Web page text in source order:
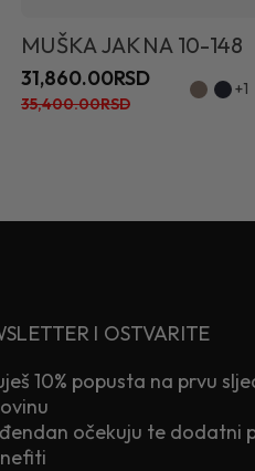
MUŠKA JAKNA 10-148
31,860.00RSD
35,400.00RSD
+1
I OSTVARITE
10% popusta na prvu
očekuju te dodatni